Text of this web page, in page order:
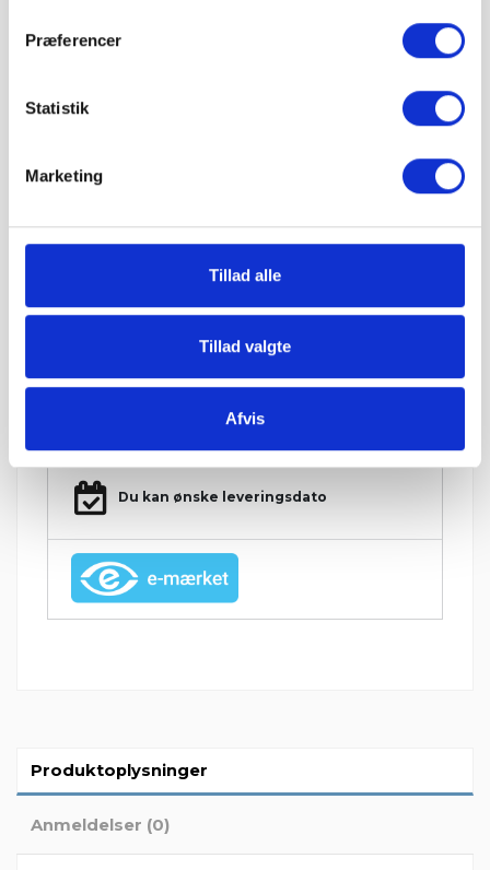
Præferencer
Statistik
Marketing
Tillad alle
Tillad valgte
Afvis
mobiltruckpå alle Big Bags.
Betal sikkert og gebyrfrit
Du kan ønske leveringsdato
Produktoplysninger
Anmeldelser (0)